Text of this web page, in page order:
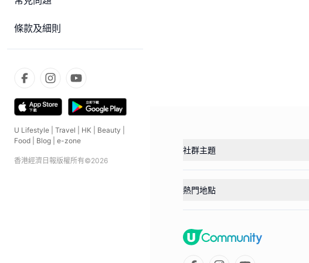
條款及細則
U Lifestyle Travel HK Beauty
Food
Blog e-zone
香港經濟日報版權所有©2026
社群主題
熱門地點